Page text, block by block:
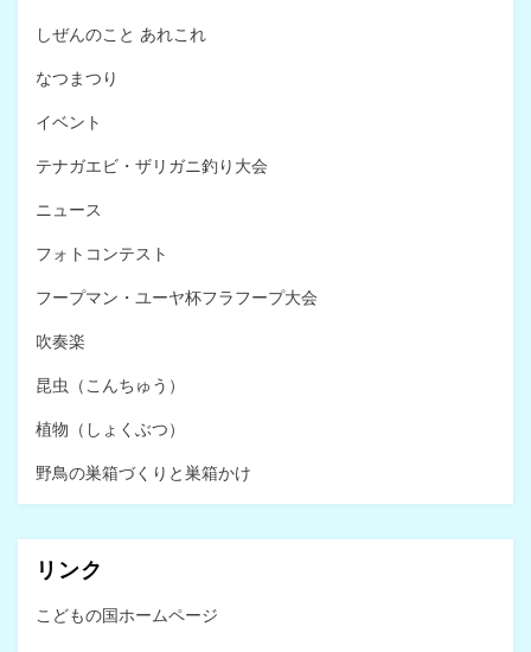
しぜんのこと あれこれ
なつまつり
イベント
テナガエビ・ザリガニ釣り大会
ニュース
フォトコンテスト
フープマン・ユーヤ杯フラフープ大会
吹奏楽
昆虫（こんちゅう）
植物（しょくぶつ）
野鳥の巣箱づくりと巣箱かけ
リンク
こどもの国ホームページ